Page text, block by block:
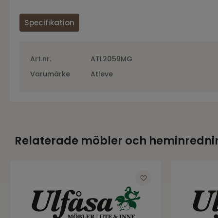
Specifikation
Art.nr.
ATL2059MG
Varumärke
Atleve
Relaterade möbler och